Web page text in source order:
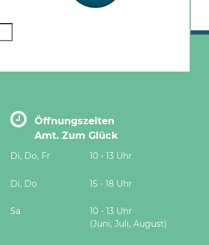
Öffnungszeiten
Amt. Zum Glück
Di, Do, Fr 10 - 13 Uhr
Di, Do 15 - 18 Uhr
Sa
10 - 13 Uhr
(Juni, Juli, August)